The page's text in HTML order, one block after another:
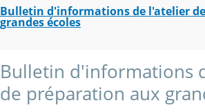
Bulletin d'informations de l'atelier
grandes écoles
Bulletin d'informations
de préparation aux